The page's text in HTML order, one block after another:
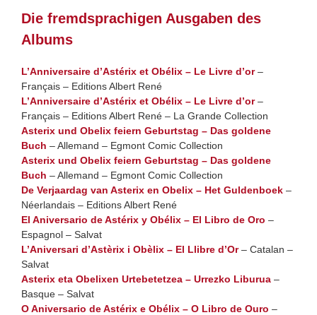
Die fremdsprachigen Ausgaben des
Albums
L’Anniversaire d’Astérix et Obélix – Le Livre d’or–
Français – Editions Albert René
L’Anniversaire d’Astérix et Obélix – Le Livre d’or–
Français – Editions Albert René – La Grande Collection
Asterix und Obelix feiern Geburtstag – Das goldene
Buch – Allemand – Egmont Comic Collection
Asterix und Obelix feiern Geburtstag – Das goldene
Buch – Allemand – Egmont Comic Collection
De Verjaardag van Asterix en Obelix – Het Guldenboek –
Néerlandais – Editions Albert René
El Aniversario de Astérix y Obélix – El Libro de Oro –
Espagnol – Salvat
L’Aniversari d’Astèrix i Obèlix – El Llibre d’Or– Catalan –
Salvat
Asterix eta Obelixen Urtebetetzea – Urrezko Liburua –
Basque – Salvat
O Aniversario de Astérix e Obélix – O Libro de Ouro –